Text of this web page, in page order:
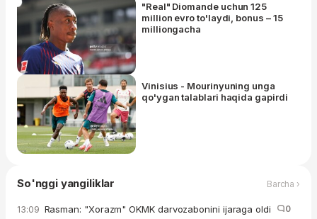
"Real" Diomande uchun 125
million evro to'laydi, bonus – 15
milliongacha
Vinisius - Mourinyuning unga
qo'ygan talablari haqida gapirdi
So'nggi yangiliklar Barcha ›
13:09 Rasman: "Xorazm" OKMK darvozabonini ijaraga oldi 0